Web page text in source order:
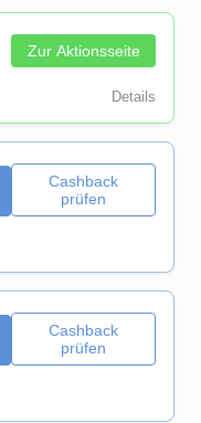
Zur Aktionsseite
Details
Cashback
prüfen
Cashback
prüfen